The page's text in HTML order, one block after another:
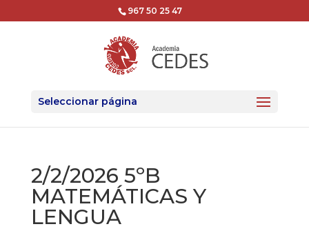
967 50 25 47
Seleccionar página
2/2/2026 5ºB
MATEMÁTICAS Y
LENGUA